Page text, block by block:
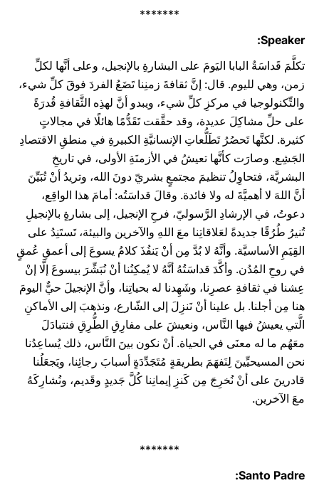
*******
Speaker:
تكلَّمَ قَداسَةُ البابا اليَومَ على البشارةِ بالإنجيل، وعلى أنَّها لكلِّ
زمن، وهي لليوم. قال: إنَّ ثقافةَ زمنِنا تَضَعُ الفردَ فوقَ كلِّ شيء،
والتِّكنولوجيا في مركزِ كلِّ شيء، ويبدو أنَّ لهذِه الثَّقافةِ قُدرَةً
على حلِّ مشاكِلَ عديدة، وقد حقَّقت تَقَدُّمًا هائلًا في مجالاتٍ
كثيرة. لكنَّها تَحصُرُ تَطَلُّعاتِ الإنسانيَّةِ الكبيرةِ في منطقِ الاقتصادِ
الجَشِع. وصارَت كأنَّها تعيشُ في الأزمنَةِ الأولى، في تاريخِ
البشريَّة، فتحاوِلُ تنظيمَ مجتمعٍ بشريّ دونَ الله، وتريدُ أنْ تُبَيِّنَ
أنَّ اللهَ لا أهميَّةَ له ولا فائدة. وقالَ قداسَتُه: أمامَ هذا الواقِع،
دعوتُ، في الإرشادِ الرَّسوليّ، فرحِ الإنجيل، إلى بشارةٍ بالإنجيلِ
تُنيرُ طُرُقًا جديدةً لعَلاقاتِنا معَ اللهِ والآخرين والبيئة، تَستَنِدُ على
القِيَمِ الأساسيَّة. وأنَّهُ لا بُدَّ مِن أنْ يَنفُذَ كلامُ يسوعَ إلى أعمقِ عُمقٍ
في روحِ المُدُن. وأكَّدَ قداسَتُهُ أنَّهُ لا يُمكِنُنا أنْ نُبَشِّرَ بيسوعَ إلَّا إنْ
عِشنا في ثقافةِ عصرِنا، وشَهِدنا له بحياتِنا، وأنَّ الإنجيلَ حيٌّ اليومَ
هنا مِن أجلنا. بل علينا أنْ نَنزِلَ إلى الشّارع، ونذهبَ إلى الأماكنِ
الَّتي يعيشُ فيها النَّاس، ونعيشَ على مفارِقِ الطُّرِقِ فنتبادَلَ
معَهُم ما له معنَى في الحياة. أنْ نكون بينَ النَّاس، ذلك يُساعِدُنا
نحن المسيحيِّينَ لِنَفهَمَ بطريقةٍ مُتَجَدِّدَةٍ أسبابَ رجائِنا، ويَجعَلُنا
قادرينَ على أنْ نُخرِجَ مِن كَنزِ إيمانِنا كُلَّ جَديدٍ وقَديم، ونُشارِكَهُ
معَ الآخرين.
*******
Santo Padre: